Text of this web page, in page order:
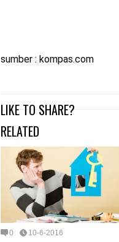
sumber : kompas.com
LIKE TO SHARE?
RELATED
0 10-6-2016